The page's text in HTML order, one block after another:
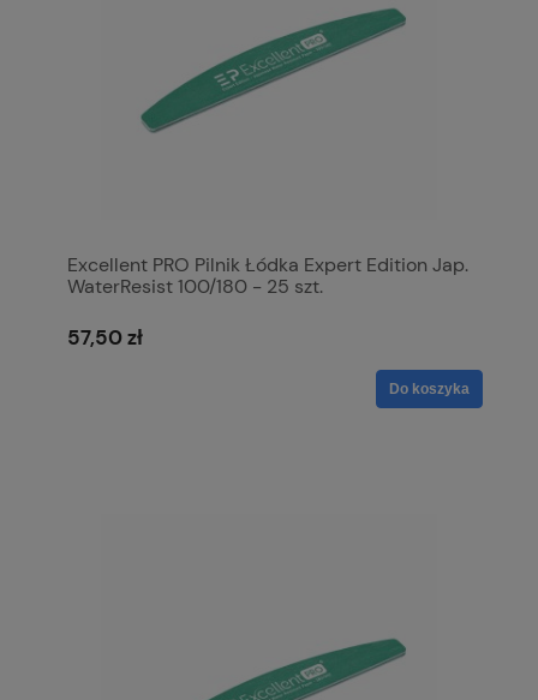
Excellent PRO Pilnik Łódka Expert Edition Jap.
WaterResist 100/180 - 25 szt.
57,50 zł
Do koszyka